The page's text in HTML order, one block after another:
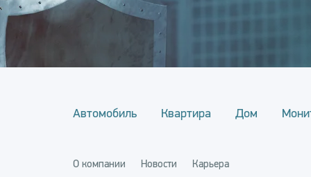
Автомобиль Квартира Дом
О компании Новости Карьера